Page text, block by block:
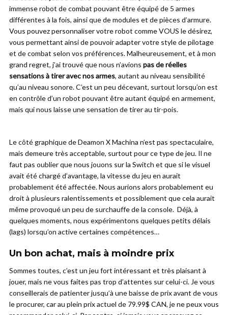
immense robot de combat pouvant être équipé de 5 armes
différentes à la fois, ainsi que de modules et de pièces d’armure.
Vous pouvez personnaliser votre robot comme VOUS le désirez,
vous permettant ainsi de pouvoir adapter votre style de pilotage
et de combat selon vos préférences. Malheureusement, et à mon
grand regret, j’ai trouvé que nous n’avions pas de réelles
sensations à tirer avec nos armes, autant au niveau sensibilité
qu’au niveau sonore. C’est un peu décevant, surtout lorsqu’on est
en contrôle d’un robot pouvant être autant équipé en armement,
mais qui nous laisse une sensation de tirer au tir-pois.
Le côté graphique de Deamon X Machina n’est pas spectaculaire,
mais demeure très acceptable, surtout pour ce type de jeu. Il ne
faut pas oublier que nous jouons sur la Switch et que si le visuel
avait été chargé d’avantage, la vitesse du jeu en aurait
probablement été affectée. Nous aurions alors probablement eu
droit à plusieurs ralentissements et possiblement que cela aurait
même provoqué un peu de surchauffe de la console. Déjà, à
quelques moments, nous expérimentons quelques petits délais
(lags) lorsqu’on active certaines compétences…
Un bon achat, mais à moindre prix
Sommes toutes, c’est un jeu fort intéressant et très plaisant à
jouer, mais ne vous faites pas trop d’attentes sur celui-ci. Je vous
conseillerais de patienter jusqu’à une baisse de prix avant de vous
le procurer, car au plein prix actuel de 79.99$ CAN, je ne peux vous